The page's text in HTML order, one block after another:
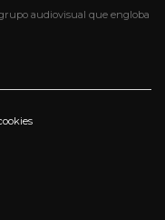
audiovisual que engloba